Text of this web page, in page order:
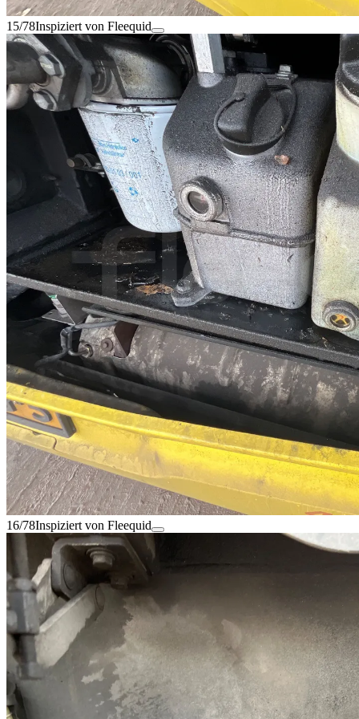
15/78Inspiziert von Fleequid
16/78Inspiziert von Fleequid